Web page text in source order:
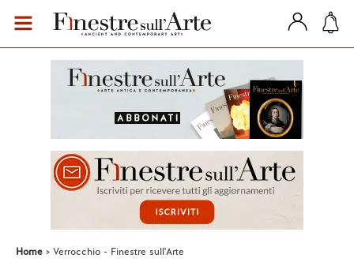
Home Verrocchio - Finestre sull'Arte